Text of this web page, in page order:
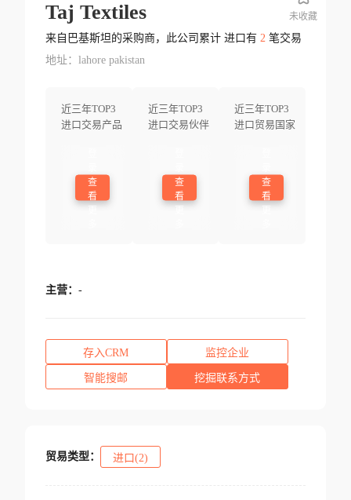
Taj Textiles
来自巴基斯坦的采购商，此公司累计 进口有 2笔交易
地址：lahore pakistan
近三年TOP3
进口交易产品
查
看
近三年TOP3
进口交易伙伴
查
看
近三年TOP3
进口贸易国家
查
看
未收藏
主营： -
存入CRM 监控企业
智能搜邮 挖掘联系方式
贸易类型： 进口(2)